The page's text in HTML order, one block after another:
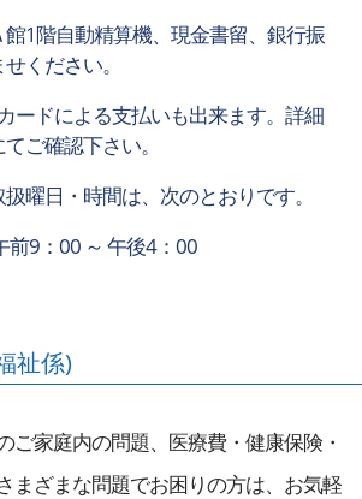
1階自動精算機、現金書留、銀行振
ください。
ードによる支払いも出来ます。詳細
ご確認下さい。
曜日・時間は、次のとおりです。
前9：00 ～ 午後4：00
祉係)
ご家庭内の問題、医療費・健康保険・
まざまな問題でお困りの方は、お気軽